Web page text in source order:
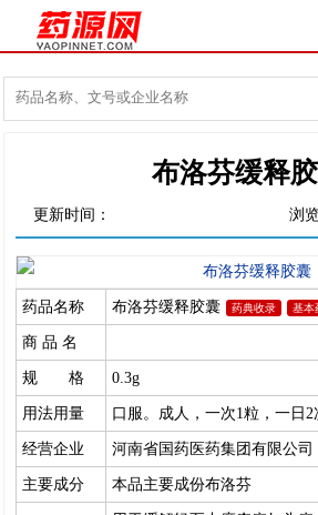
布洛芬缓释
更新时间： 浏
药品名称 布洛芬缓释胶囊 药典收录 基本
商 品 名
规 格 0.3g
用法用量 口服。成人，一次1粒，一日2
经营企业 河南省国药医药集团有限公司
主要成分 本品主要成份布洛芬